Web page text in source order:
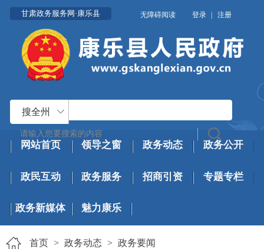
甘肃政务服务网·康乐县 无障碍阅读 登录 | 注册
搜全州
网站首页 领导之窗 政务动态 政务公开
政民互动 政务服务 招商引资 专题专栏
政务新媒体 魅力康乐
首页 > 政务动态 > 政务要闻